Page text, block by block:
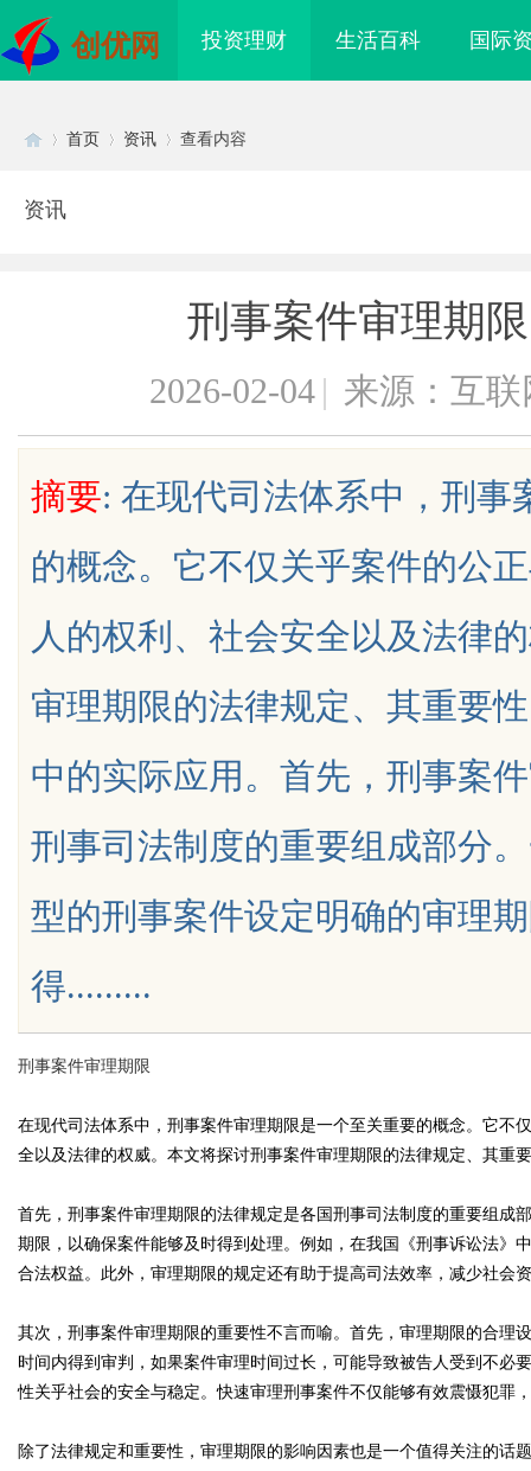
创优网 投资理财 生活百科 国际
uz
首页 资讯 查看内容
资讯
刑事案件审理期
2026-02-04 | 来源：互联
摘要: 在现代司法体系中，刑事
的概念。它不仅关乎案件的公
人的权利、社会安全以及法律
审理期限的法律规定、其重要
中的实际应用。首先，刑事案
刑事司法制度的重要组成部分
型的刑事案件设定明确的审理
得.........
刑事案件审理期限
在现代司法体系中，刑事案件审理期限是一个至关重要的概念。它不
全以及法律的权威。本文将探讨刑事案件审理期限的法律规定、其重
首先，刑事案件审理期限的法律规定是各国刑事司法制度的重要组成
期限，以确保案件能够及时得到处理。例如，在我国《刑事诉讼法》
合法权益。此外，审理期限的规定还有助于提高司法效率，减少社会
其次，刑事案件审理期限的重要性不言而喻。首先，审理期限的合理
时间内得到审判，如果案件审理时间过长，可能导致被告人受到不必
性关乎社会的安全与稳定。快速审理刑事案件不仅能够有效震慑犯罪
除了法律规定和重要性，审理期限的影响因素也是一个值得关注的话
他免费派单？